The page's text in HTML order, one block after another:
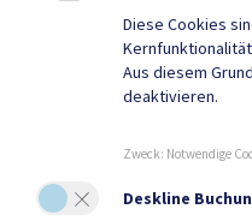
Amtsstunden
Heute , Geschlossen
Diese Cookies
Aus diesem
deaktivieren.
Zweck: Notwendige
Deskline